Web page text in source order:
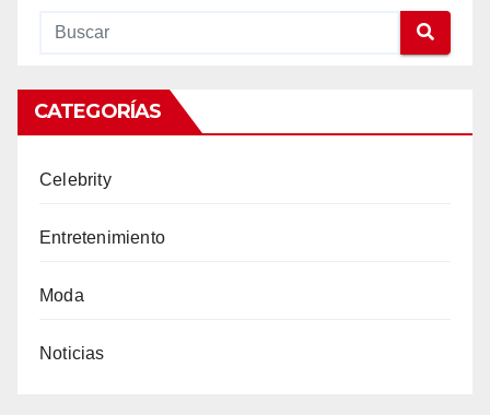
CATEGORÍAS
Celebrity
Entretenimiento
Moda
Noticias